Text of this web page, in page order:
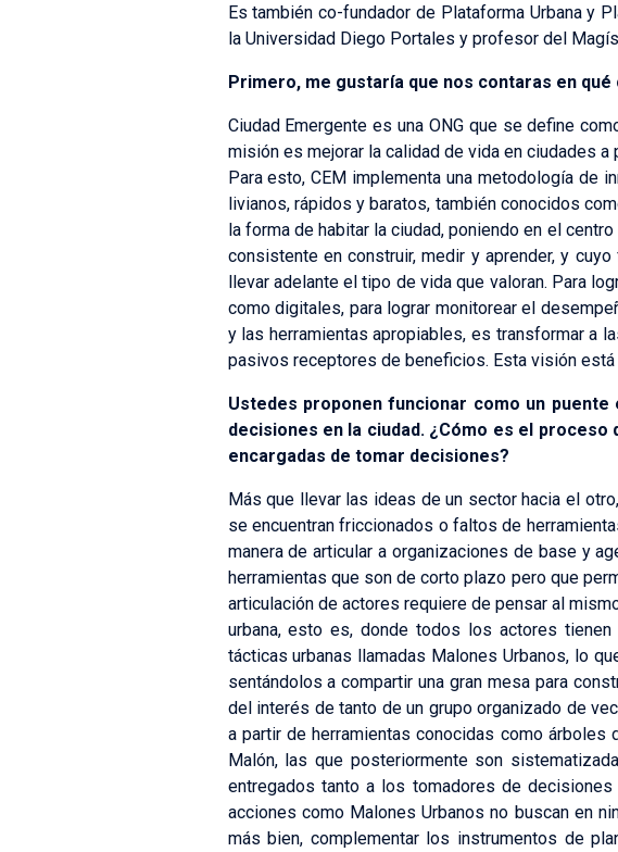
Es también co-fundador de Plataforma Urbana y
la Universidad Diego Portales y profesor del
Primero, me gustaría que nos contaras en
Ciudad Emergente es una ONG que se define
misión es mejorar la calidad de vida en ciudades
Para esto, CEM implementa una metodología de
livianos, rápidos y baratos, también conocidos
la forma de habitar la ciudad, poniendo en el
consistente en construir, medir y aprender, y
llevar adelante el tipo de vida que valoran. Para
como digitales, para lograr monitorear el
y las herramientas apropiables, es transformar a
pasivos receptores de beneficios. Esta visión
Ustedes proponen funcionar como un
decisiones en la ciudad. ¿Cómo es el
encargadas de tomar decisiones?
Más que llevar las ideas de un sector hacia el
se encuentran friccionados o faltos de
manera de articular a organizaciones de base y
herramientas que son de corto plazo pero que
articulación de actores requiere de pensar al
urbana, esto es, donde todos los actores
tácticas urbanas llamadas Malones Urbanos, lo
sentándolos a compartir una gran mesa para
del interés de tanto de un grupo organizado de
a partir de herramientas conocidas como
Malón, las que posteriormente son
entregados tanto a los tomadores de
acciones como Malones Urbanos no buscan en
más bien, complementar los instrumentos de